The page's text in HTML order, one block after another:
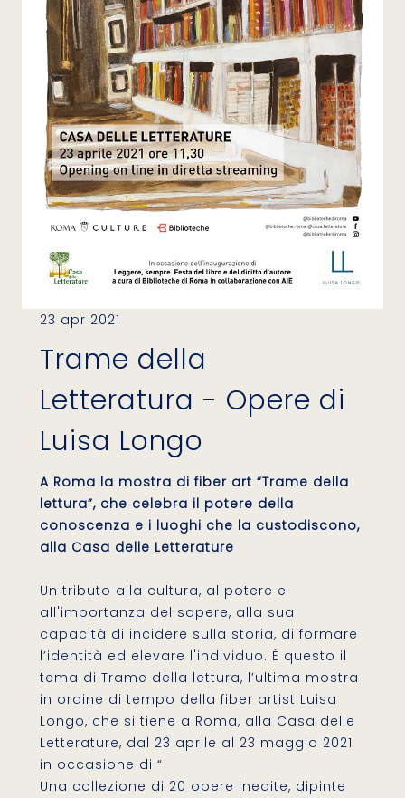
23 apr 2021
Trame della
Letteratura - Opere di
Luisa Longo
A Roma la mostra di fiber art “Trame della
lettura”, che celebra il potere della
conoscenza e i luoghi che la custodiscono,
alla Casa delle Letterature
Un tributo alla cultura, al potere e
all'importanza del sapere, alla sua
capacità di incidere sulla storia, di formare
l’identità ed elevare l'individuo. È questo il
tema di Trame della lettura, l’ultima mostra
in ordine di tempo della fiber artist Luisa
Longo, che si tiene a Roma, alla Casa delle
Letterature, dal 23 aprile al 23 maggio 2021
in occasione di “
Una collezione di 20 opere inedite, dipinte